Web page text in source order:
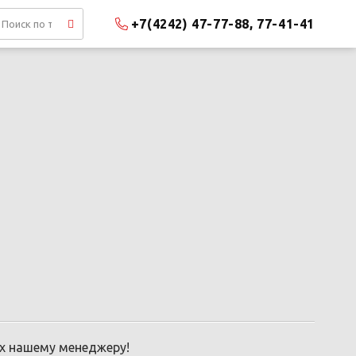
+7(4242) 47-77-88, 77-41-41
нашему менеджеру!